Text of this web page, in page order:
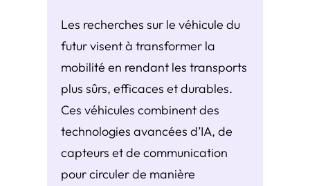
Les recherches sur le véhicule du
futur visent à transformer la
mobilité en rendant les transports
plus sûrs, efficaces et durables.
Ces véhicules combinent des
technologies avancées d’IA, de
capteurs et de communication
pour circuler de manière